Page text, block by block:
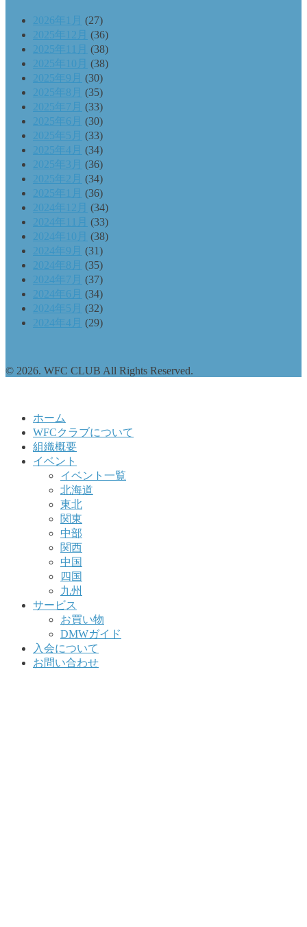
2026年1月 (27)
2025年12月 (36)
2025年11月 (38)
2025年10月 (38)
2025年9月 (30)
2025年8月 (35)
2025年7月 (33)
2025年6月 (30)
2025年5月 (33)
2025年4月 (34)
2025年3月 (36)
2025年2月 (34)
2025年1月 (36)
2024年12月 (34)
2024年11月 (33)
2024年10月 (38)
2024年9月 (31)
2024年8月 (35)
2024年7月 (37)
2024年6月 (34)
2024年5月 (32)
2024年4月 (29)
© 2026. WFC CLUB All Rights Reserved.
ホーム
WFCクラブについて
組織概要
イベント
イベント一覧
北海道
東北
関東
中部
関西
中国
四国
九州
サービス
お買い物
DMWガイド
入会について
お問い合わせ